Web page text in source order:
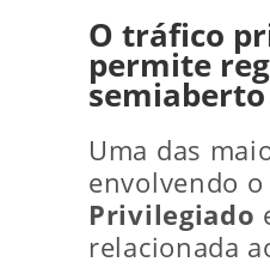
O tráfico
permite
Uma das
envolvendo
Privilegiado
relacionada